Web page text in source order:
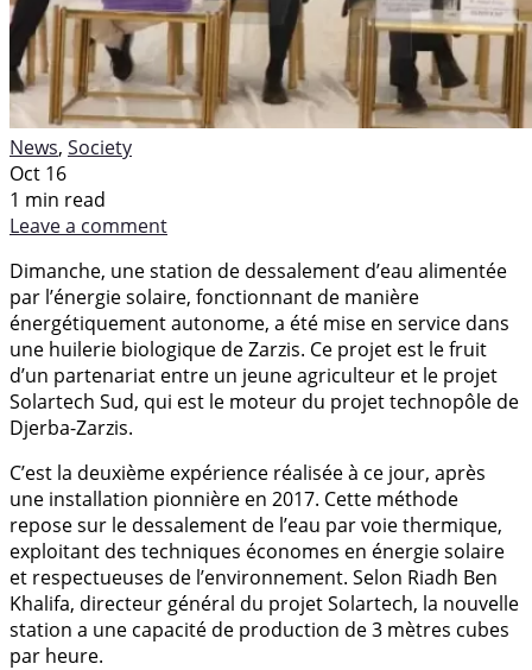
News, Society
Oct 16
1 min read
Leave a comment
Dimanche, une station de dessalement d’eau alimentée
par l’énergie solaire, fonctionnant de manière
énergétiquement autonome, a été mise en service dans
une huilerie biologique de Zarzis. Ce projet est le fruit
d’un partenariat entre un jeune agriculteur et le projet
Solartech Sud, qui est le moteur du projet technopôle de
Djerba-Zarzis.
C’est la deuxième expérience réalisée à ce jour, après
une installation pionnière en 2017. Cette méthode
repose sur le dessalement de l’eau par voie thermique,
exploitant des techniques économes en énergie solaire
et respectueuses de l’environnement. Selon Riadh Ben
Khalifa, directeur général du projet Solartech, la nouvelle
station a une capacité de production de 3 mètres cubes
par heure.